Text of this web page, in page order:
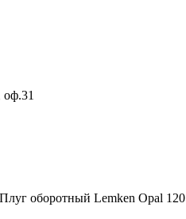
оф.31
Плуг оборотный Lemken Opal 120